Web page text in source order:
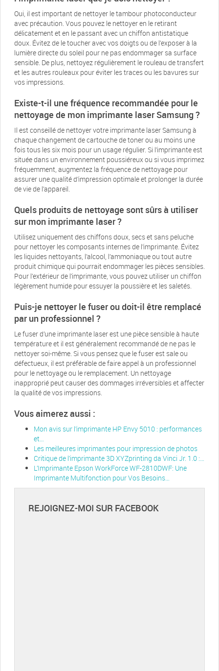
Oui, il est important de nettoyer le tambour photoconducteur
avec précaution. Vous pouvez le nettoyer en le retirant
délicatement et en le passant avec un chiffon antistatique
doux. Évitez de le toucher avec vos doigts ou de l’exposer à la
lumière directe du soleil pour ne pas endommager sa surface
sensible. De plus, nettoyez régulièrement le rouleau de transfert
et les autres rouleaux pour éviter les traces ou les bavures sur
vos impressions.
Existe-t-il une fréquence recommandée pour le
nettoyage de mon imprimante laser Samsung ?
Il est conseillé de nettoyer votre imprimante laser Samsung à
chaque changement de cartouche de toner ou au moins une
fois tous les six mois pour un usage régulier. Si l’imprimante est
située dans un environnement poussiéreux ou si vous imprimez
fréquemment, augmentez la fréquence de nettoyage pour
assurer une qualité d’impression optimale et prolonger la durée
de vie de l’appareil.
Quels produits de nettoyage sont sûrs à utiliser
sur mon imprimante laser ?
Utilisez uniquement des chiffons doux, secs et sans peluche
pour nettoyer les composants internes de l’imprimante. Évitez
les liquides nettoyants, l’alcool, l’ammoniaque ou tout autre
produit chimique qui pourrait endommager les pièces sensibles.
Pour l’extérieur de l’imprimante, vous pouvez utiliser un chiffon
légèrement humide pour essuyer la poussière et les saletés.
Puis-je nettoyer le fuser ou doit-il être remplacé
par un professionnel ?
Le fuser d’une imprimante laser est une pièce sensible à haute
température et il est généralement recommandé de ne pas le
nettoyer soi-même. Si vous pensez que le fuser est sale ou
défectueux, il est préférable de faire appel à un professionnel
pour le nettoyage ou le remplacement. Un nettoyage
inapproprié peut causer des dommages irréversibles et affecter
la qualité de vos impressions.
Vous aimerez aussi :
Mon avis sur l’imprimante HP Envy 5010 : performances
et…
Les meilleures imprimantes pour impression de photos
Critique de l’imprimante 3D XYZprinting da Vinci Jr. 1.0 :…
L’Imprimante Epson WorkForce WF-2810DWF: Une
Imprimante Multifonction pour Vos Besoins…
REJOIGNEZ-MOI SUR FACEBOOK